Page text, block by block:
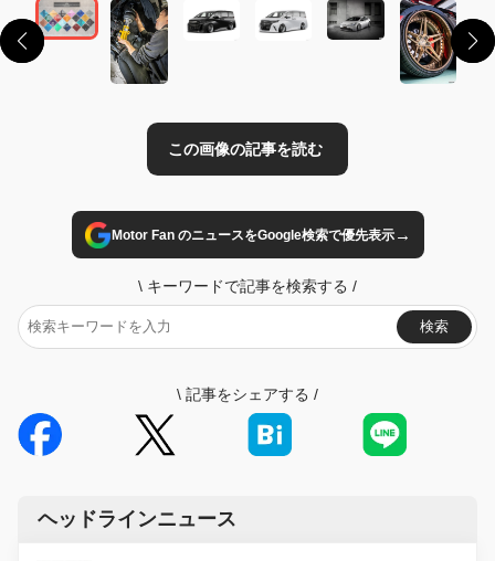
Motor Fan のニュースをGoogle検索で優先表示→
\ キーワードで記事を検索する /
検索
\ 記事をシェアする /
ヘッドラインニュース